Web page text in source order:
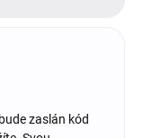
zaslán kód